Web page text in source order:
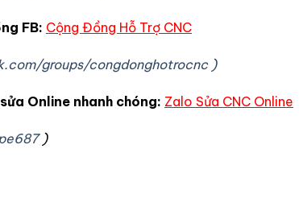
FB: Cộng Đồng Hỗ Trợ CNC
groups/congdonghotrocnc )
Online nhanh chóng: Zalo Sửa CNC Online
)